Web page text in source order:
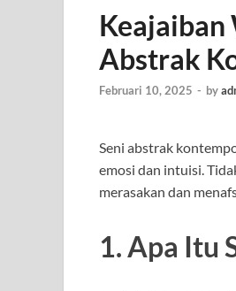
Keajaiban
Abstrak
Februari 10, 2025 - by
Seni abstrak
emosi dan intuisi.
merasakan dan
1. Apa Itu